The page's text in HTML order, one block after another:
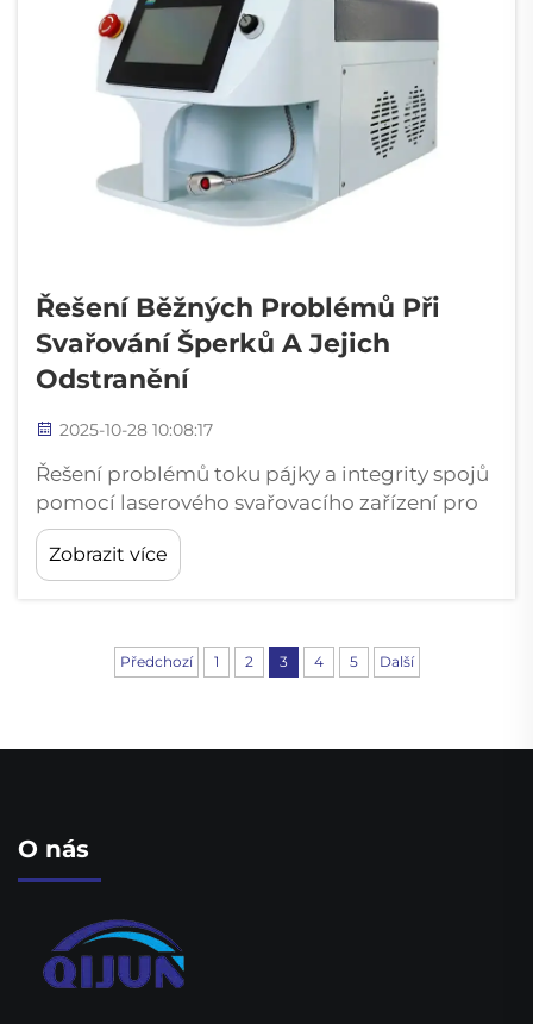
Řešení Běžných Problémů Při
Svařování Šperků A Jejich
Odstranění
2025-10-28 10:08:17
Řešení problémů toku pájky a integrity spojů
pomocí laserového svařovacího zařízení pro
šperky Průzkum technik zlatnictví z roku
2023 zjistil, že asi třetina ručně vyráběných
šperků má problémy, jako je nerovnoměrný
zařízení...
Zobrazit více
Předchozí 1 2 3 4 5 Další
O nás